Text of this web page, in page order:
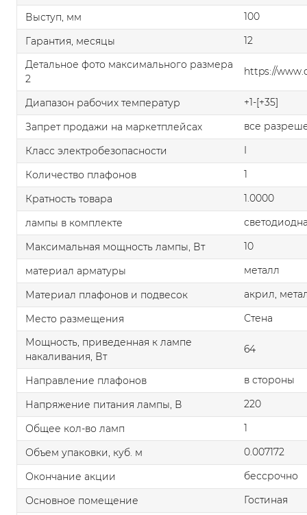
Выступ, мм
100
Гарантия, месяцы
12
Детальное фото максимального размера
2
https://
Диапазон рабочих температур
+1-[+35]
Запрет продажи на маркетплейсах
все
Класс электробезопасности
I
Количество плафонов
1
Кратность товара
1.0000
лампы в комплекте
Максимальная мощность лампы, Вт
10
материал арматуры
металл
Материал плафонов и подвесок
акрил,
Место размещения
Стена
Мощность, приведенная к лампе
накаливания, Вт
64
Направление плафонов
в стороны
Напряжение питания лампы, В
220
Общее кол-во ламп
1
Объем упаковки, куб. м
0.007172
Окончание акции
бессрочно
Основное помещение
Гостиная